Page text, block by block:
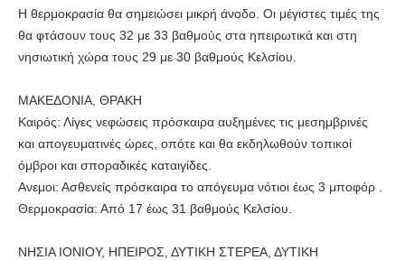
Η θερμοκρασία θα σημειώσει μικρή άνοδο. Οι μέγιστες τιμές της
θα φτάσουν τους 32 με 33 βαθμούς στα ηπειρωτικά και στη
νησιωτική χώρα τους 29 με 30 βαθμούς Κελσίου.
ΜΑΚΕΔΟΝΙΑ, ΘΡΑΚΗ
Καιρός: Λίγες νεφώσεις πρόσκαιρα αυξημένες τις μεσημβρινές
και απογευματινές ώρες, οπότε και θα εκδηλωθούν τοπικοί
όμβροι και σποραδικές καταιγίδες.
Ανεμοι: Ασθενείς πρόσκαιρα το απόγευμα νότιοι έως 3 μποφόρ .
Θερμοκρασία: Από 17 έως 31 βαθμούς Κελσίου.
ΝΗΣΙΑ ΙΟΝΙΟΥ, ΗΠΕΙΡΟΣ, ΔΥΤΙΚΗ ΣΤΕΡΕΑ, ΔΥΤΙΚΗ